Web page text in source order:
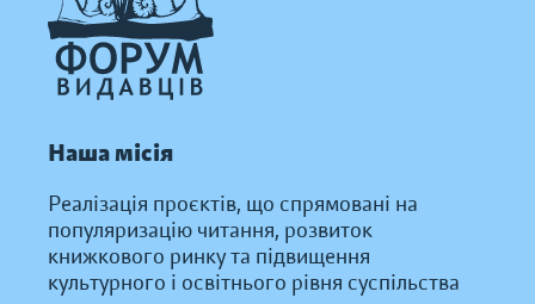
Наша місія
Реалізація проєктів, що спрямовані на
популяризацію читання, розвиток
книжкового ринку та підвищення
культурного і освітнього рівня суспільства